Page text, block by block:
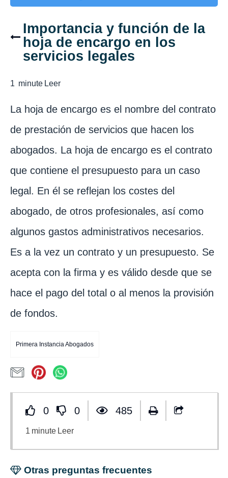
Importancia y función de la
hoja de encargo en los
servicios legales
1 minute Leer
La hoja de encargo es el nombre del contrato
de prestación de servicios que hacen los
abogados. La hoja de encargo es el contrato
que contiene el presupuesto para un caso
legal. En él se reflejan los costes del
abogado, de otros profesionales, así como
algunos gastos administrativos necesarios.
Es a la vez un contrato y un presupuesto. Se
acepta con la firma y es válido desde que se
hace el pago del total o al menos la provisión
de fondos.
Primera Instancia Abogados
0 0 485
1 minute Leer
Otras preguntas frecuentes